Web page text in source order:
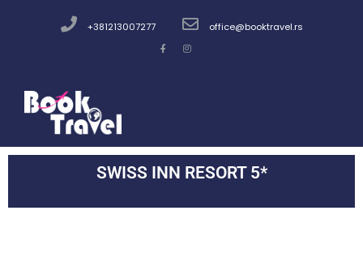
+381213007277 office@booktravel.rs
SWISS INN RESORT 5*